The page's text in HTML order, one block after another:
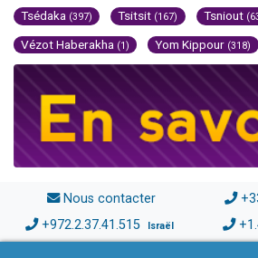
Tsédaka (397) Tsitsit (167) Tsniout
Vézot Haberakha (1) Yom Kippour (318)
Nous contacter
+972.2.37.41.515 Israël